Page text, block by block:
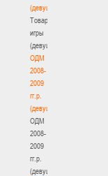
(девушки)
Товарищеские
игры
(девушки)
ОДМ
2008-
2009
гг.р.
(девушки)
ОДМ
2008-
2009
гг.р.
(девушки)